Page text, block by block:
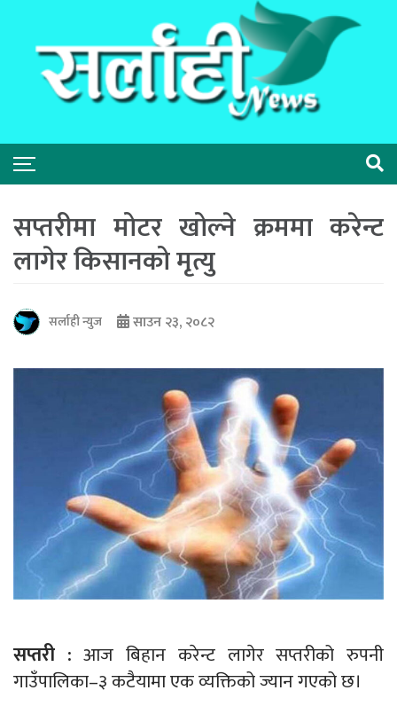
सप्तरीमा मोटर खोल्ने क्रममा करेन्ट
लागेर किसानको मृत्यु
सर्लाही न्युज साउन २३, २०८२
सप्तरी : आज बिहान करेन्ट लागेर सप्तरीको रुपनी
गाउँपालिका–३ कटैयामा एक व्यक्तिको ज्यान गएको छ।